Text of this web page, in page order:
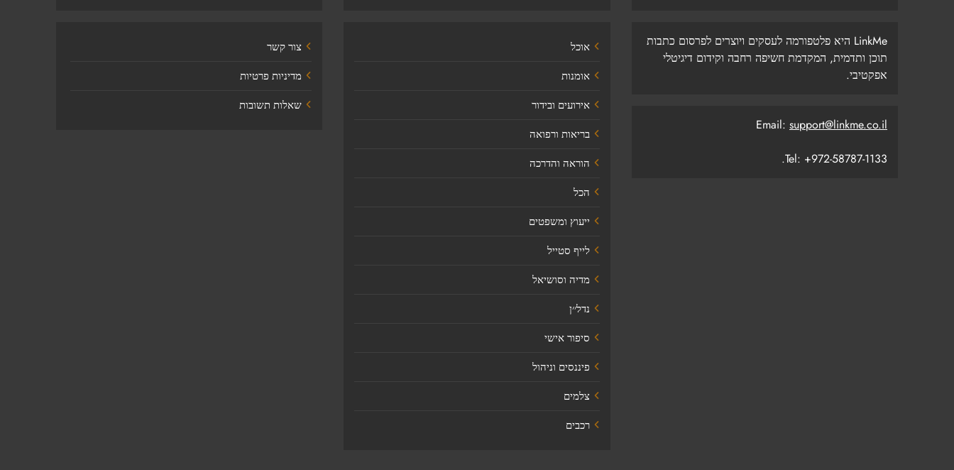
LinkMe היא פלטפורמה לעסקים ויוצרים לפרסום כתבות
תוכן ותדמית, המקדמת חשיפה רחבה וקידום דיגיטלי
אפקטיבי.
Email: support@linkme.co.il
Tel: +972-58787-1133.
אוכל
אומנות
אירועים ובידור
בריאות ורפואה
הוראה והדרכה
הכל
ייעוץ ומשפטים
לייף סטייל
מדיה וסושיאל
נדל׳׳ן
סיפור אישי
פיננסים וניהול
צלמים
רכבים
צור קשר
מדיניות פרטיות
שאלות תשובות